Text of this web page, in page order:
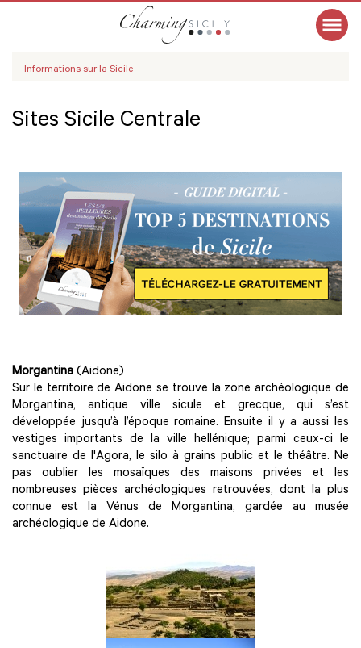
Informations sur la Sicile
Sites Sicile Centrale
Morgantina (Aidone)
Sur le territoire de Aidone se trouve la zone archéologique de
Morgantina, antique ville sicule et grecque, qui s’est
développée jusqu’à l’époque romaine. Ensuite il y a aussi les
vestiges importants de la ville hellénique; parmi ceux-ci le
sanctuaire de l'Agora, le silo à grains public et le théâtre. Ne
pas oublier les mosaïques des maisons privées et les
nombreuses pièces archéologiques retrouvées, dont la plus
connue est la Vénus de Morgantina, gardée au musée
archéologique de Aidone.